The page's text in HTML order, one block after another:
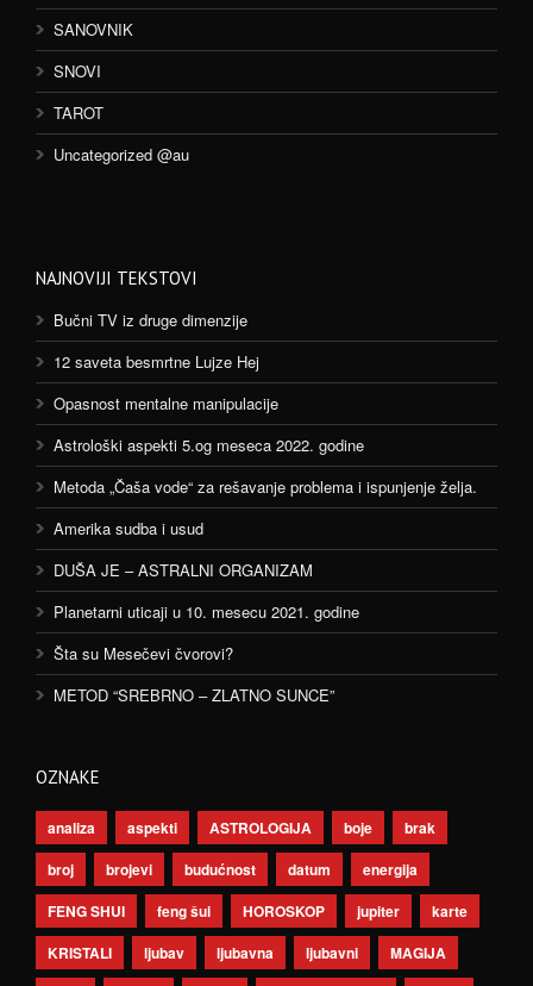
SANOVNIK
SNOVI
TAROT
Uncategorized @au
NAJNOVIJI TEKSTOVI
Bučni TV iz druge dimenzije
12 saveta besmrtne Lujze Hej
Opasnost mentalne manipulacije
Astrološki aspekti 5.og meseca 2022. godine
Metoda „Čaša vode“ za rešavanje problema i ispunjenje želja.
Amerika sudba i usud
DUŠA JE – ASTRALNI ORGANIZAM
Planetarni uticaji u 10. mesecu 2021. godine
Šta su Mesečevi čvorovi?
METOD “SREBRNO – ZLATNO SUNCE”
OZNAKE
analiza aspekti ASTROLOGIJA boje
brak
broj
brojevi budućnost datum
energija
FENG SHUI
feng šui HOROSKOP jupiter
karte
KRISTALI
ljubav ljubavna ljubavni
MAGIJA